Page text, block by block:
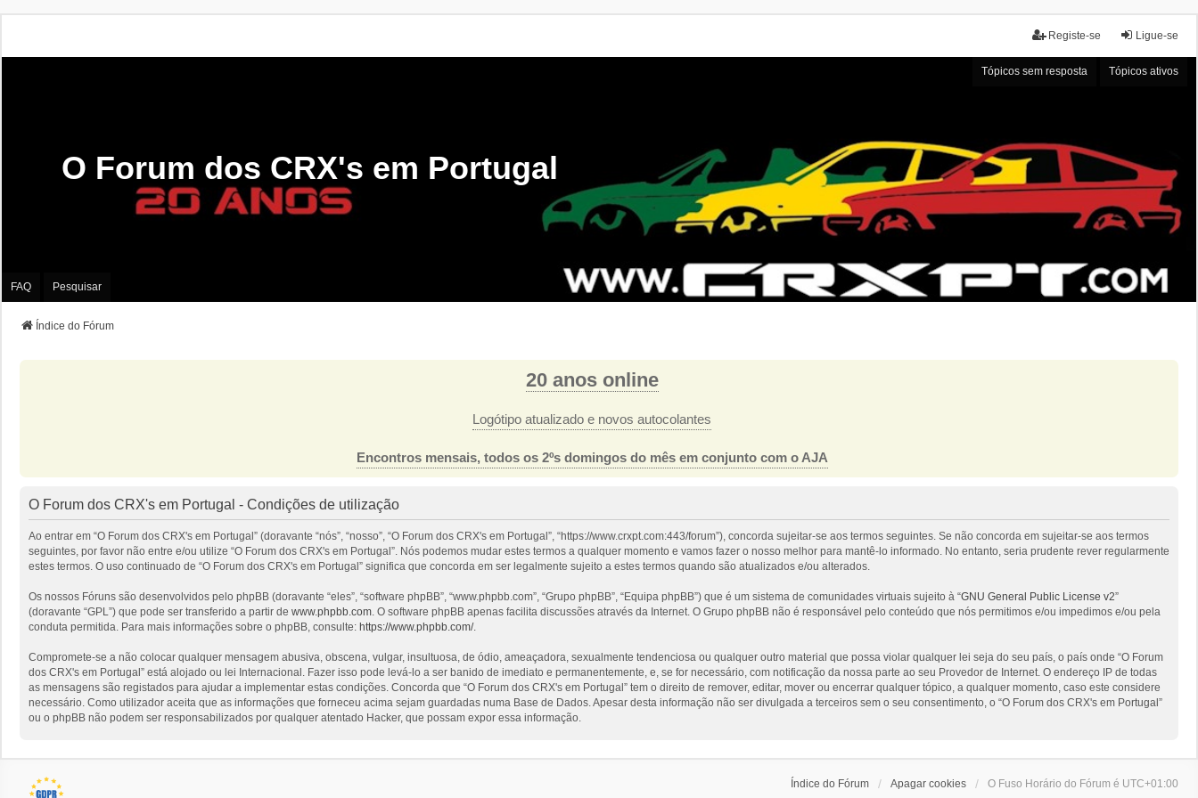
Ligue-se
Registe-se
Tópicos sem resposta Tópicos ativos
O Forum dos CRX's em Portugal
FAQ Pesquisar
Índice do Fórum
20 anos online
Logótipo atualizado e novos autocolantes
Encontros mensais, todos os 2ºs domingos do mês em conjunto com o AJA
O Forum dos CRX's em Portugal - Condições de utilização
Ao entrar em “O Forum dos CRX's em Portugal” (doravante “nós”, “nosso”, “O Forum dos CRX's em Portugal”, “https://www.crxpt.com:443/forum”), concorda sujeitar-se aos termos seguintes. Se não concorda em sujeitar-se aos termos
seguintes, por favor não entre e/ou utilize “O Forum dos CRX's em Portugal”. Nós podemos mudar estes termos a qualquer momento e vamos fazer o nosso melhor para mantê-lo informado. No entanto, seria prudente rever regularmente
estes termos. O uso continuado de “O Forum dos CRX's em Portugal” significa que concorda em ser legalmente sujeito a estes termos quando são atualizados e/ou alterados.
Os nossos Fóruns são desenvolvidos pelo phpBB (doravante “eles”, “software phpBB”, “www.phpbb.com”, “Grupo phpBB”, “Equipa phpBB”) que é um sistema de comunidades virtuais sujeito à “GNU General Public License v2”
(doravante “GPL”) que pode ser transferido a partir de www.phpbb.com. O software phpBB apenas facilita discussões através da Internet. O Grupo phpBB não é responsável pelo conteúdo que nós permitimos e/ou impedimos e/ou pela
conduta permitida. Para mais informações sobre o phpBB, consulte: https://www.phpbb.com/.
Compromete-se a não colocar qualquer mensagem abusiva, obscena, vulgar, insultuosa, de ódio, ameaçadora, sexualmente tendenciosa ou qualquer outro material que possa violar qualquer lei seja do seu país, o país onde “O Forum
dos CRX's em Portugal” está alojado ou lei Internacional. Fazer isso pode levá-lo a ser banido de imediato e permanentemente, e, se for necessário, com notificação da nossa parte ao seu Provedor de Internet. O endereço IP de todas
as mensagens são registados para ajudar a implementar estas condições. Concorda que “O Forum dos CRX's em Portugal” tem o direito de remover, editar, mover ou encerrar qualquer tópico, a qualquer momento, caso este considere
necessário. Como utilizador aceita que as informações que forneceu acima sejam guardadas numa Base de Dados. Apesar desta informação não ser divulgada a terceiros sem o seu consentimento, o “O Forum dos CRX's em Portugal”
ou o phpBB não podem ser responsabilizados por qualquer atentado Hacker, que possam expor essa informação.
Índice do Fórum Apagar cookies O Fuso Horário do Fórum é UTC+01:00